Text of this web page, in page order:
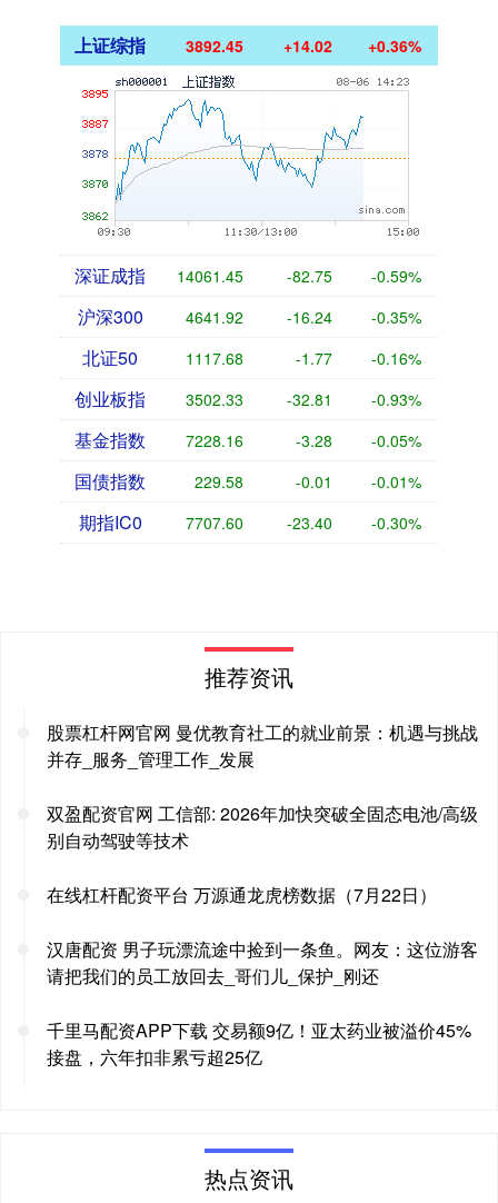
上证综指 3892.45 +14.02 +0.36%
深证成指 14061.45 -82.75 -0.59%
沪深300 4641.92 -16.24 -0.35%
北证50 1117.68 -1.77 -0.16%
创业板指 3502.33 -32.81 -0.93%
基金指数 7228.16 -3.28 -0.05%
国债指数 229.58 -0.01 -0.01%
期指IC0 7707.60 -23.40 -0.30%
推荐资讯
股票杠杆网官网 曼优教育社工的就业前景：机遇与挑战
并存_服务_管理工作_发展
双盈配资官网 工信部: 2026年加快突破全固态电池/高级
别自动驾驶等技术
在线杠杆配资平台 万源通龙虎榜数据（7月22日）
汉唐配资 男子玩漂流途中捡到一条鱼。网友：这位游客
请把我们的员工放回去_哥们儿_保护_刚还
千里马配资APP下载 交易额9亿！亚太药业被溢价45%
接盘，六年扣非累亏超25亿
热点资讯